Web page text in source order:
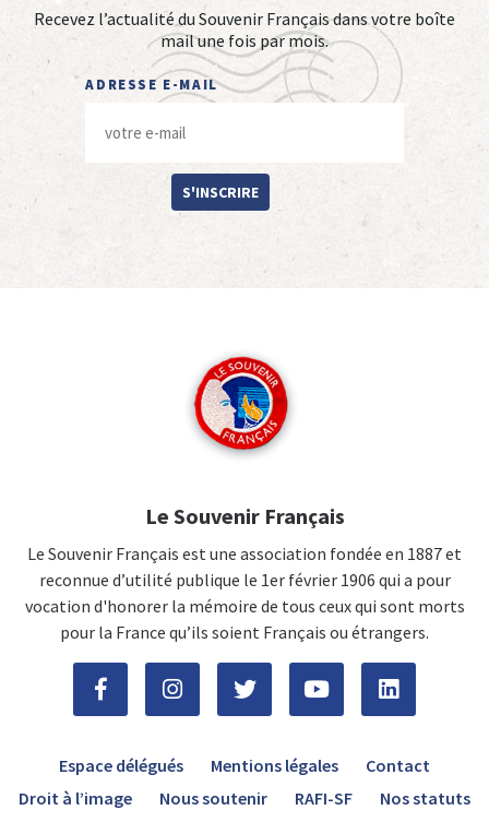
Recevez l’actualité du Souvenir Français dans votre boîte
mail une fois par mois.
ADRESSE E-MAIL
S'INSCRIRE
Le Souvenir Français
Le Souvenir Français est une association fondée en 1887 et
reconnue d’utilité publique le 1er février 1906 qui a pour
vocation d'honorer la mémoire de tous ceux qui sont morts
pour la France qu’ils soient Français ou étrangers.
Espace délégués Mentions légales
Contact
Droit à l’image
Nous soutenir RAFI-SF Nos statuts